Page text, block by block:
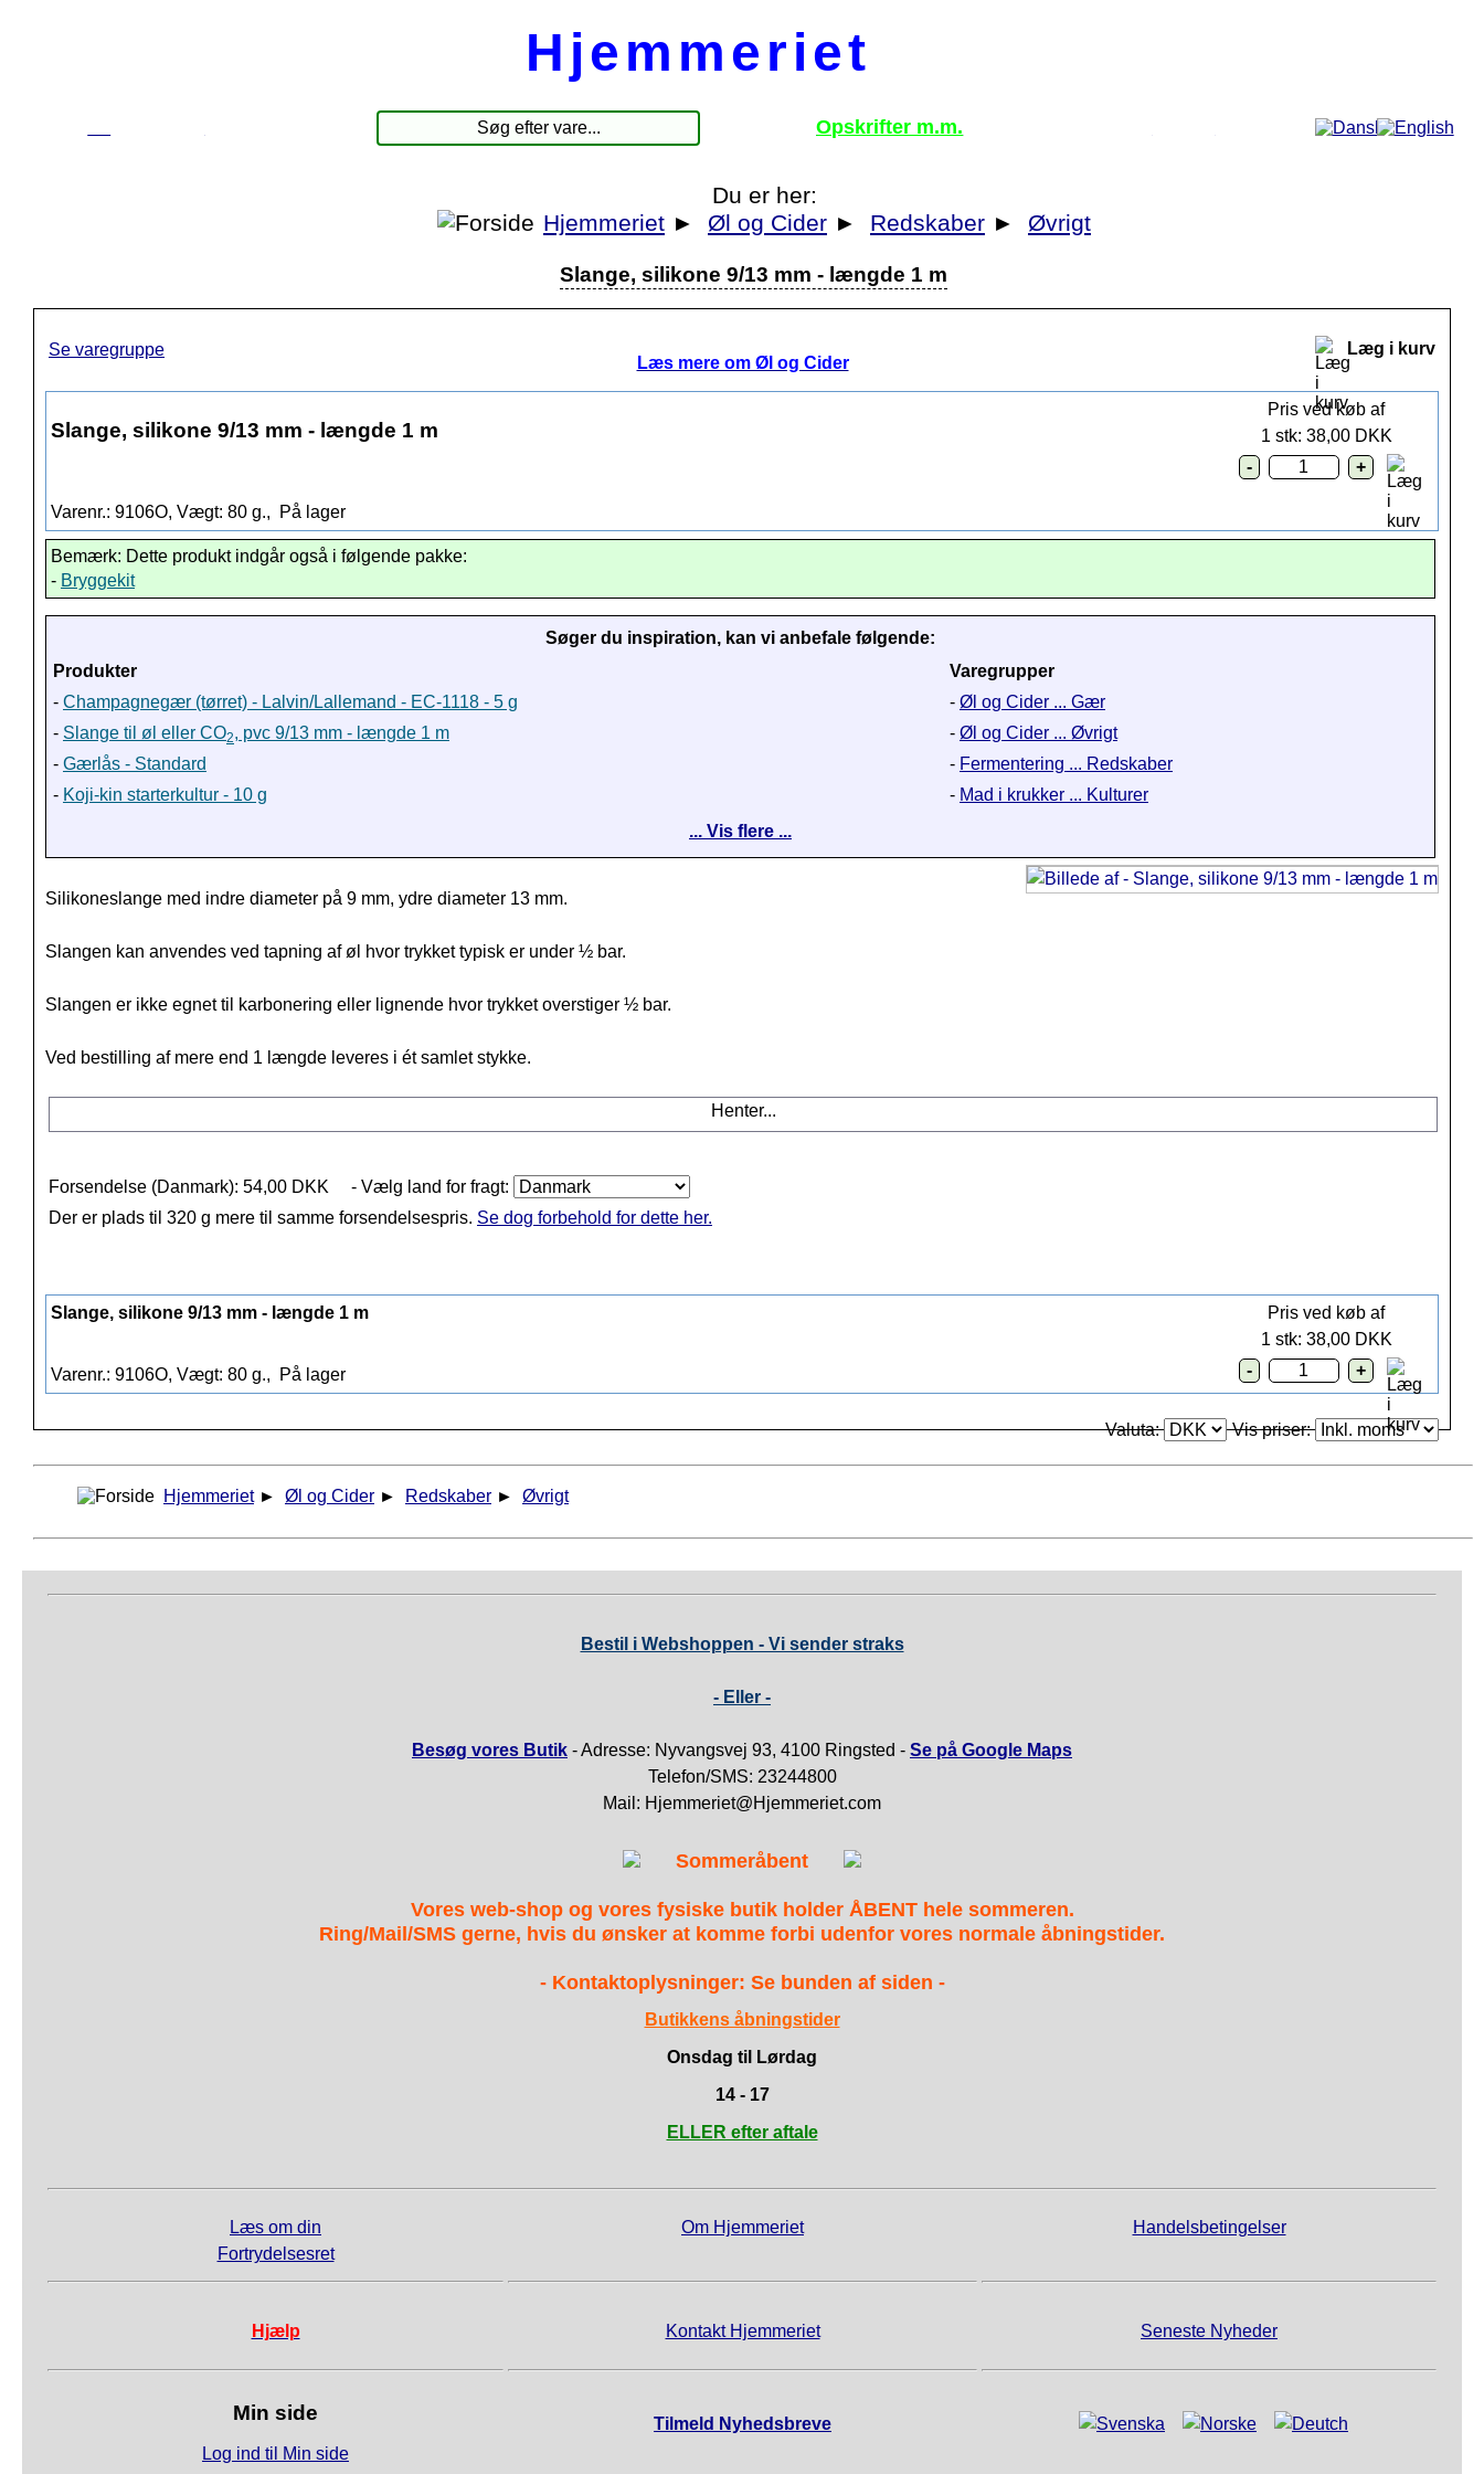
Hjemmeriet
Opskrifter m.m.
Du er her:
Hjemmeriet ► Øl og Cider ► Redskaber ► Øvrigt
Slange, silikone 9/13 mm - længde 1 m
Se varegruppe
Læs mere om Øl og Cider
Læg i kurv
Slange, silikone 9/13 mm - længde 1 m
Varenr.: 9106O, Vægt: 80 g., På lager
Pris ved køb af
1 stk: 38,00 DKK
Bemærk: Dette produkt indgår også i følgende pakke:
- Bryggekit
Søger du inspiration, kan vi anbefale følgende:
Produkter
Varegrupper
- Champagnegær (tørret) - Lalvin/Lallemand - EC-1118 - 5 g - Øl og Cider ... Gær
- Slange til øl eller CO2, pvc 9/13 mm - længde 1 m - Øl og Cider ... Øvrigt
- Gærlås - Standard - Fermentering ... Redskaber
- Koji-kin starterkultur - 10 g - Mad i krukker ... Kulturer
... Vis flere ...
Silikoneslange med indre diameter på 9 mm, ydre diameter 13 mm.
Slangen kan anvendes ved tapning af øl hvor trykket typisk er under ½ bar.
Slangen er ikke egnet til karbonering eller lignende hvor trykket overstiger ½ bar.
Ved bestilling af mere end 1 længde leveres i ét samlet stykke.
Henter...
Forsendelse (Danmark): 54,00 DKK
- Vælg land for fragt:
Der er plads til 320 g mere til samme forsendelsespris. Se dog forbehold for dette her.
Slange, silikone 9/13 mm - længde 1 m
Varenr.: 9106O, Vægt: 80 g., På lager
Pris ved køb af
1 stk: 38,00 DKK
Valuta: Vis priser:
Hjemmeriet ► Øl og Cider ► Redskaber ► Øvrigt
Bestil i Webshoppen - Vi sender straks
- Eller -
Besøg vores Butik - Adresse: Nyvangsvej 93, 4100 Ringsted - Se på Google Maps
Telefon/SMS: 23244800
Mail: Hjemmeriet@Hjemmeriet.com
Sommeråbent
Vores web-shop og vores fysiske butik holder ÅBENT hele sommeren.
Ring/Mail/SMS gerne, hvis du ønsker at komme forbi udenfor vores normale åbningstider.
- Kontaktoplysninger: Se bunden af siden -
Butikkens åbningstider
Onsdag til Lørdag
14 - 17
ELLER efter aftale
Læs om din
Fortrydelsesret
Om Hjemmeriet Handelsbetingelser
Hjælp Kontakt Hjemmeriet Seneste Nyheder
Min side
Log ind til Min side
Tilmeld Nyhedsbreve